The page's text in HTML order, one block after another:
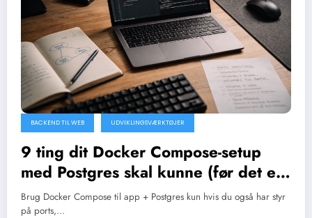
BACKEND TIL WEB UDVIKLINGSVÆRKTØJER
9 ting dit Docker Compose-setup
med Postgres skal kunne (før det er
værd at bruge)
Brug Docker Compose til app + Postgres kun hvis du også har styr
på ports,…